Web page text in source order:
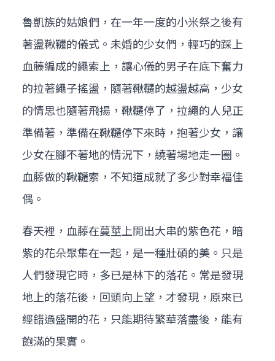
魯凱族的姑娘們，在一年一度的小米祭之後有
著盪鞦韆的儀式。未婚的少女們，輕巧的踩上
血藤編成的繩索上，讓心儀的男子在底下奮力
的拉著繩子搖盪，隨著鞦韆的越盪越高，少女
的情思也隨著飛揚，鞦韆停了，拉繩的人兒正
準備著，準備在鞦韆停下來時，抱著少女，讓
少女在腳不著地的情況下，繞著場地走一圈。
血藤做的鞦韆索，不知道成就了多少對幸福佳
偶。
春天裡，血藤在蔓莖上開出大串的紫色花，暗
紫的花朵聚集在一起，是一種壯碩的美。只是
人們發現它時，多已是林下的落花。常是發現
地上的落花後，回頭向上望，才發現，原來已
經錯過盛開的花，只能期待繁華落盡後，能有
飽滿的果實。